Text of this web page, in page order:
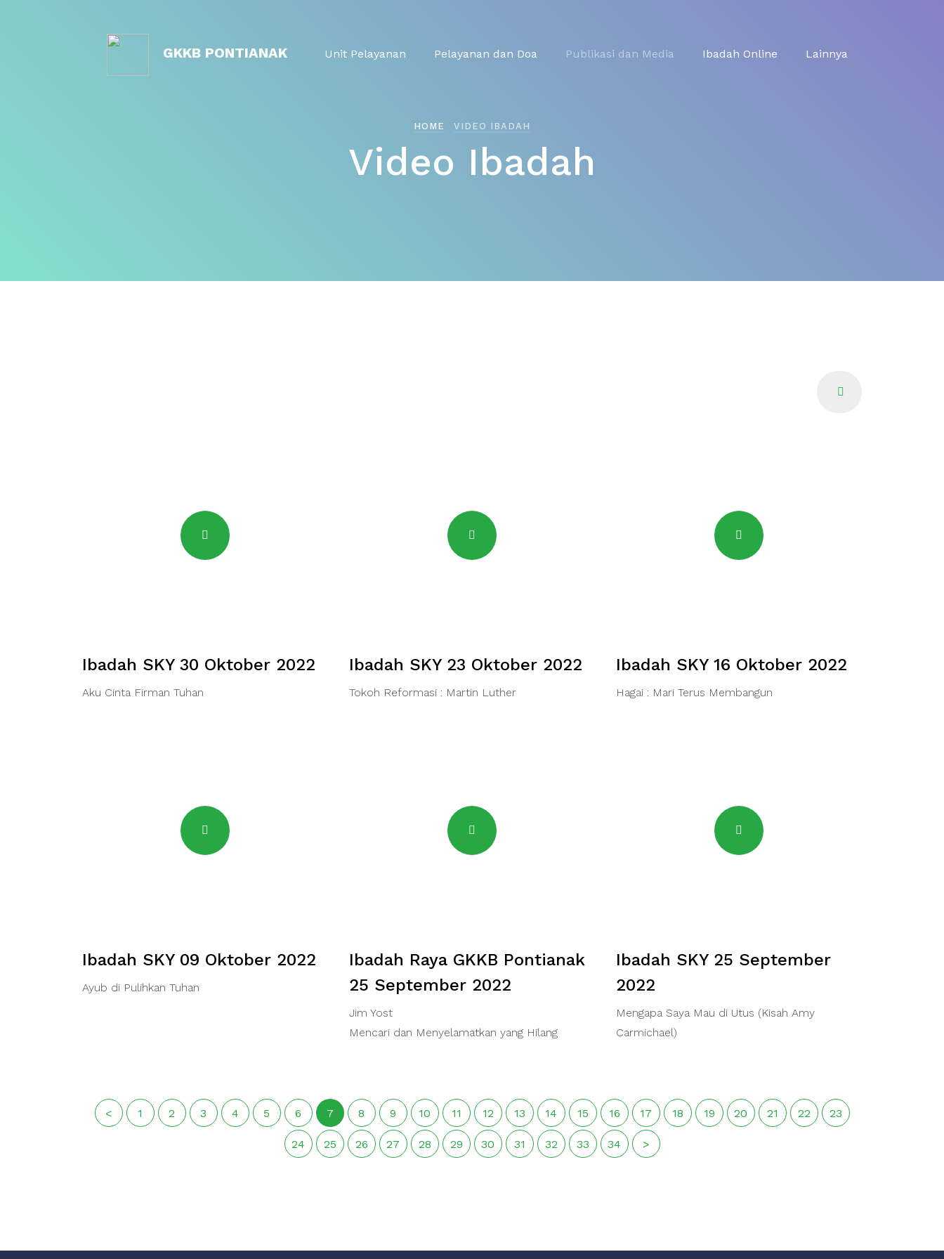
GKKB PONTIANAK Unit Pelayanan Pelayanan dan Doa Publikasi dan Media Ibadah Online Lainnya
HOME VIDEO IBADAH
Video Ibadah
Ibadah SKY 30 Oktober 2022
Aku Cinta Firman Tuhan
Ibadah SKY 23 Oktober 2022
Tokoh Reformasi : Martin Luther
Ibadah SKY 16 Oktober 2022
Hagai : Mari Terus Membangun
Ibadah SKY 09 Oktober 2022
Ayub di Pulihkan Tuhan
Ibadah Raya GKKB Pontianak
25 September 2022
Jim Yost
Mencari dan Menyelamatkan yang Hilang
Ibadah SKY 25 September
2022
Mengapa Saya Mau di Utus (Kisah Amy
Carmichael)
< 1 2 3 4 5 6 7 8 9 10 11 12 13 14 15 16 17 18 19 20 21 22 23
24 25 26 27 28 29 30 31 32 33 34 >